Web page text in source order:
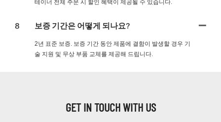
테이너 전체 주문 시 할인 혜택이 제공될 수 있습니다.
8 보증 기간은 어떻게 되나요?
2년 표준 보증. 보증 기간 동안 제품에 결함이 발생할 경우 기
술 지원 및 무상 부품 교체를 제공해 드립니다.
GET IN TOUCH WITH US